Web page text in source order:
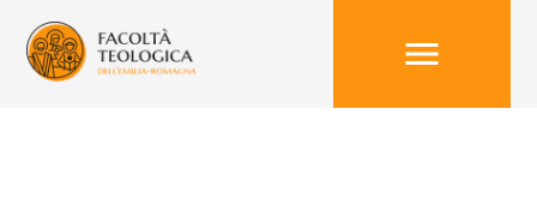
menu